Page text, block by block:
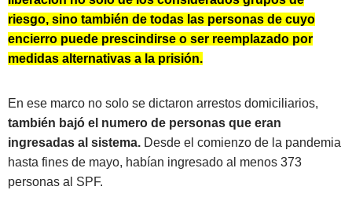
riesgo, sino también de todas las personas de cuyo
encierro puede prescindirse o ser reemplazado por
medidas alternativas a la prisión.
En ese marco no solo se dictaron arrestos domiciliarios,
también bajó el numero de personas que eran
ingresadas al sistema. Desde el comienzo de la pandemia
hasta fines de mayo, habían ingresado al menos 373
personas al SPF.